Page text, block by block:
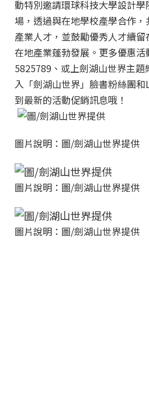
動特別邀請環球科技大學設計
場，透過與在地學校產學合作
產業人才，並鼓勵優秀人才續
在地產業蓬勃發展。更多優惠
5825789、或上劍湖山世界主
入「劍湖山世界」臉書粉絲團
到最新的活動促銷訊息哦！
圖片說明：圖/劍湖山世界提供
圖片說明：圖/劍湖山世界提供
圖片說明：圖/劍湖山世界提供